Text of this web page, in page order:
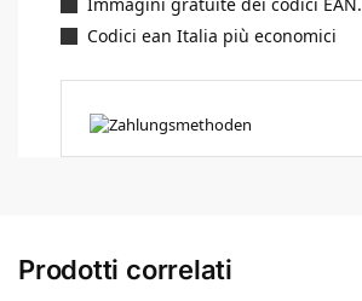
Codici ean Italia più economici
Prodotti correlati